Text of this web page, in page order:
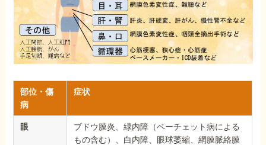
部位・傷
病
症状
眼
ブドウ膜炎、緑内障（ベーチェット病による
もの含む）、白内障、眼球萎縮、網膜脈絡膜